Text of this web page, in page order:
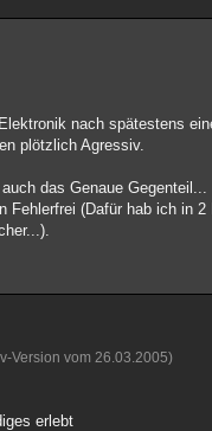
nach spätestens
plötzlich Agressiv.
das Genaue Gegenteil...
Fehlerfrei (Dafür hab ich in
Version vom 26.03.2005)
erlebt